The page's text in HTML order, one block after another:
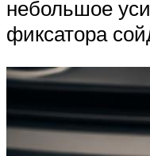
небольшое
фиксатора